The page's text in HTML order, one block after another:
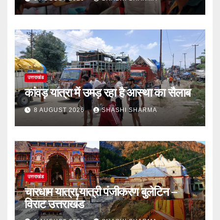
उत्तराखंड
कांवड़ यात्रा में उमड़ रहा है आस्था का सैलाब
8 AUGUST 2026 SHASHI SHARMA
उत्तराखंड
चारधाम यात्रा,यात्री पंजीकरण बुलेटिन –
विराट उत्तराखंड